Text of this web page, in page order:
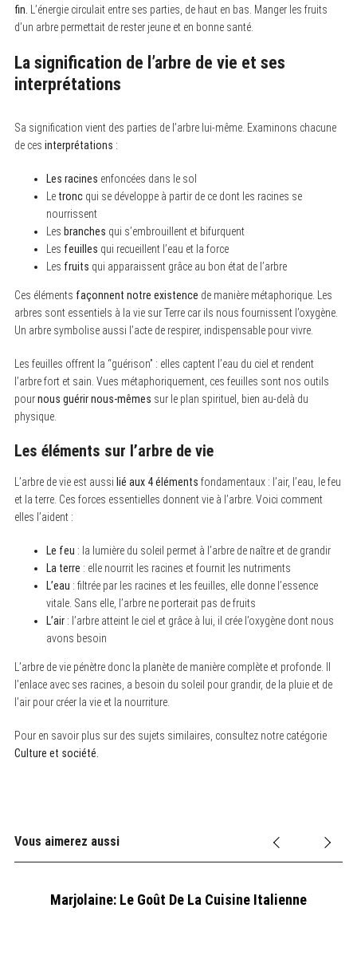
fin.
L’énergie circulait entre ses parties, de haut en bas. Manger les fruits
d’un arbre permettait de rester jeune et en bonne santé.
La signification de l’arbre de vie et ses
interprétations
Sa signification vient des parties de l’arbre lui-même. Examinons chacune
de ces interprétations :
Les racines enfoncées dans le sol
Le troncqui se développe à partir de ce dont les racines se
nourrissent
Les branches qui s’embrouillent et bifurquent
Les feuilles qui recueillent l’eau et la force
Les fruits qui apparaissent grâce au bon état de l’arbre
Ces éléments façonnent notre existence de manière métaphorique. Les
arbres sont essentiels à la vie sur Terre car ils nous fournissent l’oxygène.
Un arbre symbolise aussi l’acte de respirer, indispensable pour vivre.
Les feuilles offrent la “guérison” : elles captent l’eau du ciel et rendent
l’arbre fort et sain. Vues métaphoriquement, ces feuilles sont nos outils
pournous guérir nous-mêmes sur le plan spirituel, bien au-delà du
physique.
Les éléments sur l’arbre de vie
L’arbre de vie est aussi lié aux 4 éléments fondamentaux : l’air, l’eau, le feu
et la terre. Ces forces essentielles donnent vie à l’arbre. Voici comment
elles l’aident :
Le feu : la lumière du soleil permet à l’arbre de naître et de grandir
La terre : elle nourrit les racines et fournit les nutriments
L’eau : filtrée par les racines et les feuilles, elle donne l’essence
vitale. Sans elle, l’arbre ne porterait pas de fruits
L’air: l’arbre atteint le ciel et grâce à lui, il crée l’oxygène dont nous
avons besoin
L’arbre de vie pénètre donc la planète de manière complète et profonde. Il
l’enlace avec ses racines, a besoin du soleil pour grandir, de la pluie et de
l’air pour créer la vie et la nourriture.
Pour en savoir plus sur des sujets similaires, consultez notre catégorie
Culture et société.
Vous aimerez aussi
Marjolaine: Le Goût De La Cuisine Italienne
e
a
f
o